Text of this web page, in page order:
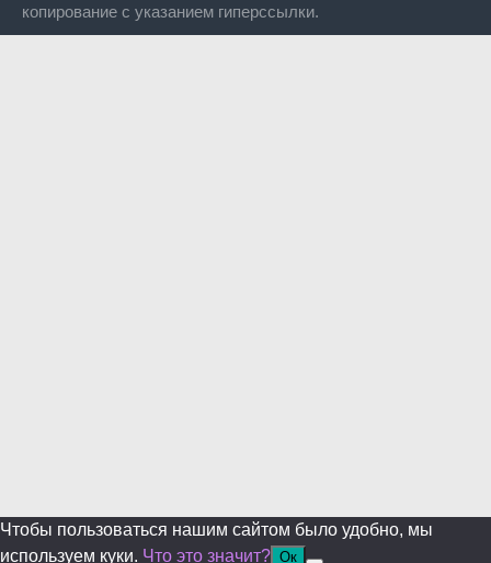
копирование с указанием гиперссылки.
Чтобы пользоваться нашим сайтом было удобно, мы
используем куки. Что это значит? Ок